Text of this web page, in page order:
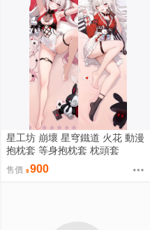
星工坊 崩壞 星穹鐵道 火花 動漫
抱枕套 等身抱枕套 枕頭套
售價 900